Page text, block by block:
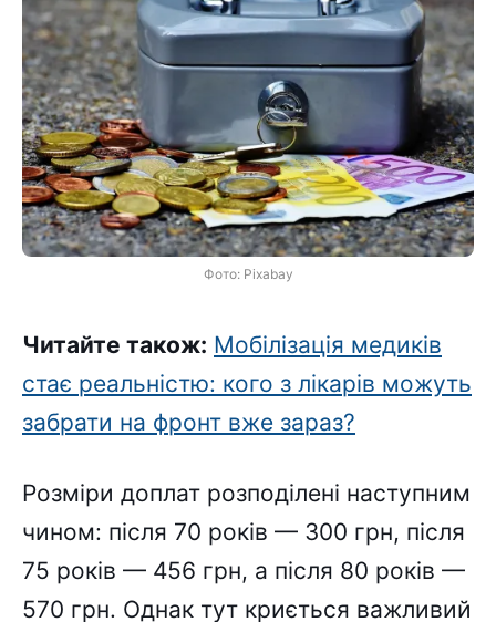
Фото: Pixabay
Читайте також: Мобілізація медиків
стає реальністю: кого з лікарів можуть
забрати на фронт вже зараз?
Розміри доплат розподілені наступним
чином: після 70 років — 300 грн, після
75 років — 456 грн, а після 80 років —
570 грн. Однак тут криється важливий